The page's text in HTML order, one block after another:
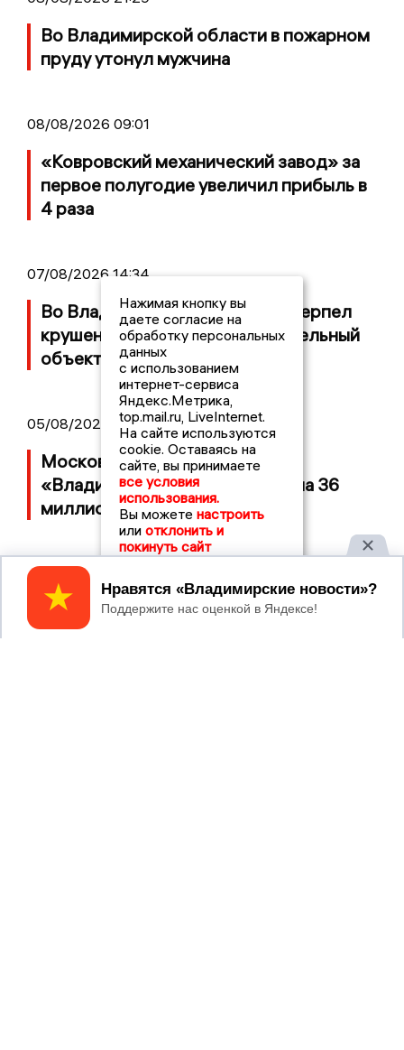
Во Владимирской области в пожарном
пруду утонул мужчина
08/08/2026 09:01
«Ковровский механический завод» за
первое полугодие увеличил прибыль в
4 раза
07/08/2026 14:34
Во Владимирской области потерпел
крушение неопознанный летательный
объект
05/08/2026 08:30
Московский ЧОП подал иск к
«Владимирскому стандарту» на 36
миллионов рублей
ВЛАДИМИРСКИЕ
Нажимая кнопку вы
даете согласие на
обработку персональных
данных
с использованием
интернет-сервиса
Яндекс.Метрика,
top.mail.ru, LiveInternet.
На сайте используются
cookie. Оставаясь на
сайте, вы принимаете
все условия
использования.
Вы можете настроить
или отклонить и
покинуть сайт
Принять